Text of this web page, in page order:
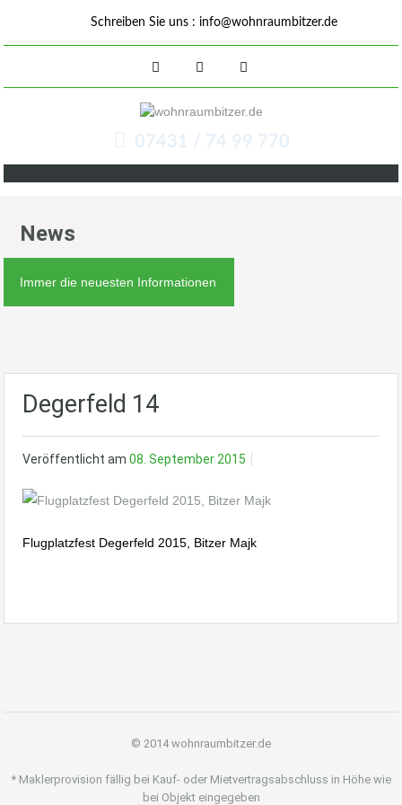
Schreiben Sie uns : info@wohnraumbitzer.de
07431 / 74 99 770
News
Immer die neuesten Informationen
Degerfeld 14
Veröffentlicht am 08. September 2015
Flugplatzfest Degerfeld 2015, Bitzer Majk
© 2014 wohnraumbitzer.de
* Maklerprovision fällig bei Kauf- oder Mietvertragsabschluss in Höhe wie
bei Objekt eingegeben